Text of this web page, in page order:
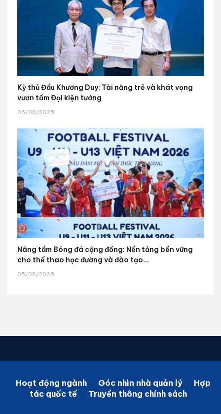
Kỳ thủ Đầu Khương Duy: Tài năng trẻ và khát vọng
vươn tầm Đại kiện tướng
06/08/2026
Nâng tầm Bóng đá cộng đồng: Nền tảng bền vững
cho thể thao học đường và đào tạo...
05/08/2026
Hoạt động ngành Góc nhìn nhà quản lý
Hợp
tác quốc tế
Truyền thông chính sách